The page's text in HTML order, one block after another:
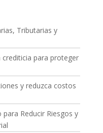
Tributarias y
crediticia para proteger
y reduzca costos
para Reducir Riesgos y